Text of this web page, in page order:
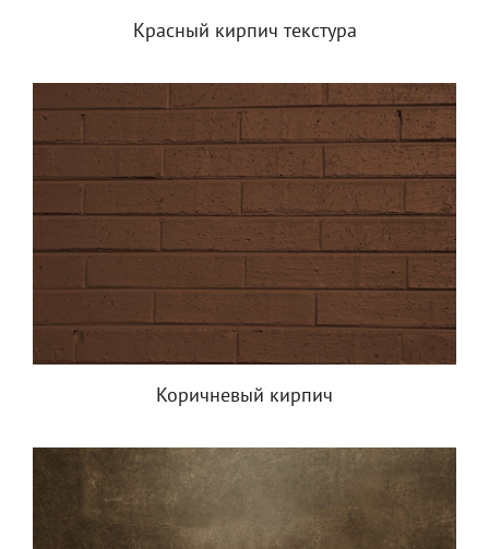
Красный кирпич текстура
Коричневый кирпич